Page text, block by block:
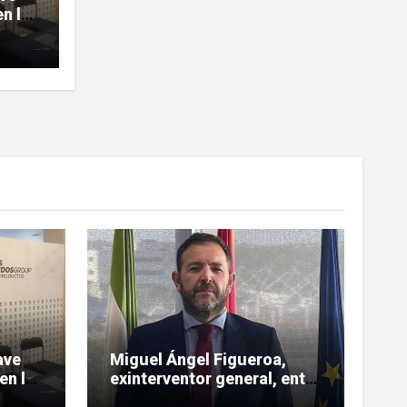
la
la
Miguel Ángel Figueroa,
exinterventor general, entre
los investigados en la pieza